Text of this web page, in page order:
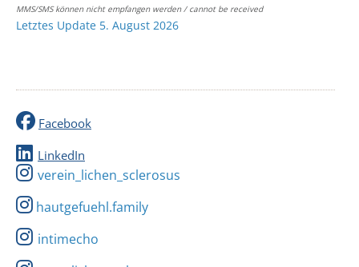
MMS/SMS können nicht empfangen werden / cannot be received
Letztes Update 5. August 2026
Facebook
LinkedIn
verein_lichen_sclerosus
hautgefuehl.family
intimecho